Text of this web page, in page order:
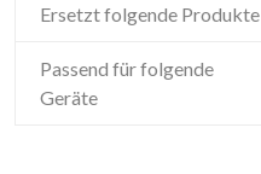
Ersetzt folgende Produkte
Passend für folgende
Geräte